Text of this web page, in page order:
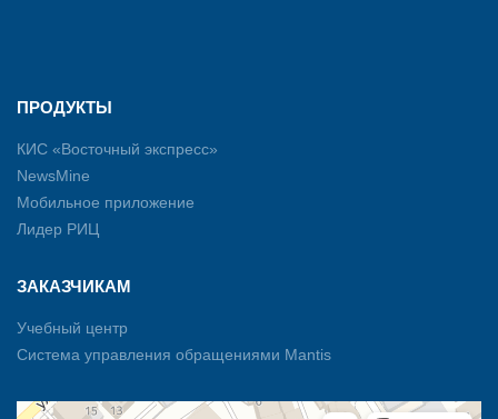
ПРОДУКТЫ
КИС «Восточный экспресс»
NewsMine
Мобильное приложение
Лидер РИЦ
ЗАКАЗЧИКАМ
Учебный центр
Система управления обращениями Mantis